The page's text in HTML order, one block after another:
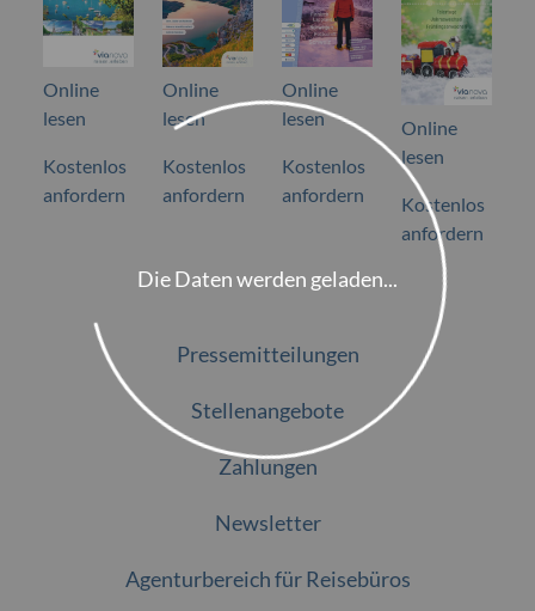
Die Daten werden geladen...
Online
lesen
Kostenlos
anfordern
Online
lesen
Kostenlos
anfordern
Online
lesen
Kostenlos
anfordern
Online
lesen
Kostenlos
anfordern
Pressemitteilungen
Stellenangebote
Zahlungen
Newsletter
Agenturbereich für Reisebüros